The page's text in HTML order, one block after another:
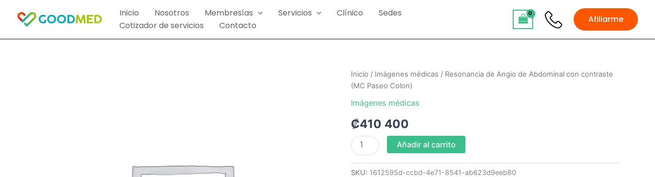
Inicio Nosotros Membresías Servicios Clínico
Sedes
Cotizador de servicios
Contacto
Afiliarme
Inicio / Imágenes médicas / Resonancia de Angio de Abdominal con contraste
(MC Paseo Colon)
Imágenes médicas
₡410 400
Resonancia
de
Angio
de
con
contraste
(MC
Paseo
cantidad
Añadir al carrito
SKU: 1612595d-ccbd-4e71-8541-ab623d9eeb80